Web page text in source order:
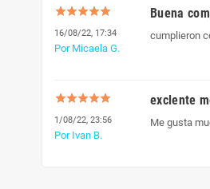
16/08/22, 17:34
Por Micaela G.
Buena
cumplieron
1/08/22, 23:56
Por Ivan B.
exclente
Me gusta